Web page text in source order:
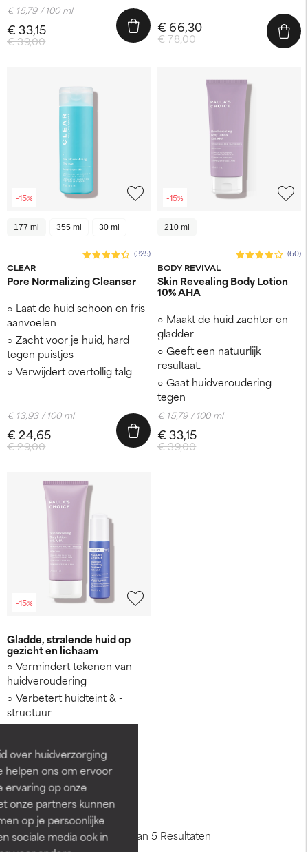
over huidverzorging
helpen ons om ervoor
ervaring op onze
onze partners kunnen
op je persoonlijke
sociale media ook in
-15%
177 ml 355 ml 30 ml
CLEAR
(325)
Pore Normalizing Cleanser
Laat de huid schoon en fris
aanvoelen
Zacht voor je huid, hard
tegen puistjes
Verwijdert overtollig talg
€ 29,00
€ 24,65
€ 13,93 / 100 ml
€ 39,00
€ 33,15
€ 15,79 / 100 ml
-15%
210 ml
BODY REVIVAL
(60)
Skin Revealing Body Lotion
10% AHA
Maakt de huid zachter en
gladder
Geeft een natuurlijk
resultaat.
Gaat huidveroudering
tegen
€ 39,00
€ 33,15
€ 15,79 / 100 ml
€ 78,00
€ 66,30
-15%
Gladde, stralende huid op
gezicht en lichaam
Vermindert tekenen van
huidveroudering
Verbetert huidteint & -
structuur
Maakt de huid zachter en
€ 84,00
€ 71,40
Toon 1 - 5 van 5 Resultaten